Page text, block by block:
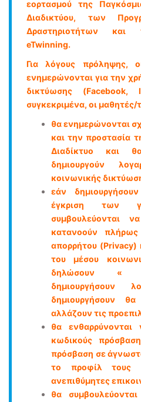
εορτασμού της
Διαδικτύου, των
Δραστηριοτήτων και
eTwinning.
Για λόγους πρόληψης,
ενημερώνονται για την
δικτύωσης
συγκεκριμένα, οι µαθητές/
θα ενηµερώνονται
και την προστασία
Διαδίκτυο και
δημιουργούν
κοινωνικής
εάν
έγκριση των
συµβουλεύονται
κατανοούν
απορρήτου (Privacy)
του µέσου
δηλώσουν «
δηµιουργήσουν
δηµιουργήσουν
αλλάζουν τις
θα ενθαρρύνονται
κωδικούς
πρόσβαση σε
το προφίλ τους
ανεπιθύµητες
θα